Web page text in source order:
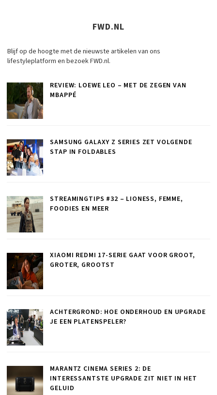
FWD.NL
Blijf op de hoogte met de nieuwste artikelen van ons
lifestyleplatform en bezoek FWD.nl.
REVIEW: LOEWE LEO – MET DE ZEGEN VAN
MBAPPÉ
SAMSUNG GALAXY Z SERIES ZET VOLGENDE
STAP IN FOLDABLES
STREAMINGTIPS #32 – LIONESS, FEMME,
FOODIES EN MEER
XIAOMI REDMI 17-SERIE GAAT VOOR GROOT,
GROTER, GROOTST
ACHTERGROND: HOE ONDERHOUD EN UPGRADE
JE EEN PLATENSPELER?
MARANTZ CINEMA SERIES 2: DE
INTERESSANTSTE UPGRADE ZIT NIET IN HET
GELUID